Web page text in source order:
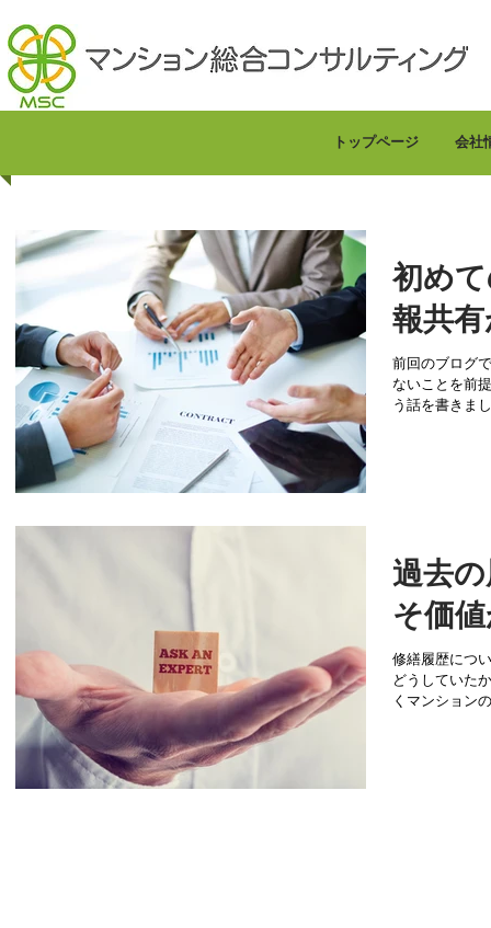
トップページ 会社
初め
報共
前回のブログで、 理事は、過去の情報をほとん
ないことを前提に フロントはサポートした方
う話を書きました。 「最高の事務局」と
過去
そ価
修繕履歴について先日
どうしていたかな…と ちょっと思い出
くマンションの担当に